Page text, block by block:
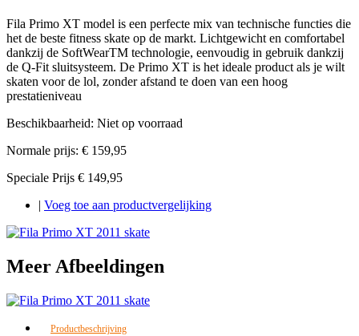
Fila Primo XT model is een perfecte mix van technische functies die
het de beste fitness skate op de markt. Lichtgewicht en comfortabel
dankzij de SoftWearTM technologie, eenvoudig in gebruik dankzij
de Q-Fit sluitsysteem. De Primo XT is het ideale product als je wilt
skaten voor de lol, zonder afstand te doen van een hoog
prestatieniveau
Beschikbaarheid: Niet op voorraad
Normale prijs: € 159,95
Speciale Prijs € 149,95
| Voeg toe aan productvergelijking
Meer Afbeeldingen
Productbeschrijving